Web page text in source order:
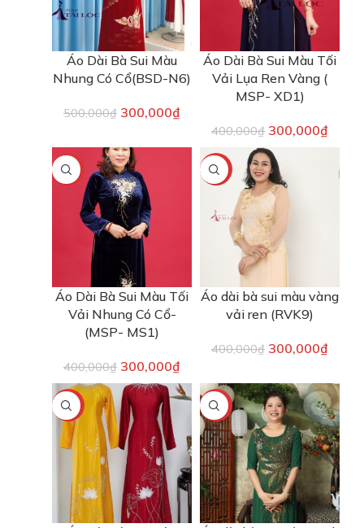
Áo Dài Bà Sui Màu
Nhung Có Cổ(BSD-N6)
500,000₫ 300,000₫
Áo Dài Bà Sui Màu Tối
Vải Lụa Ren Vàng (
MSP- XD1)
400,000₫ 300,000₫
-25%
Áo Dài Bà Sui Màu Tối
Vải Nhung Có Cổ-
(MSP- MS1)
400,000₫ 300,000₫
-25%
Áo dài bà sui màu vàng
vải ren (RVK9)
400,000₫ 300,000₫
-25% -25%